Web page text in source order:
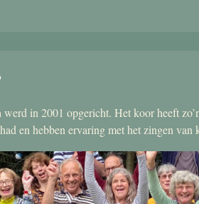
werd in 2001 opgericht. Het koor heeft
en hebben ervaring met het zingen van